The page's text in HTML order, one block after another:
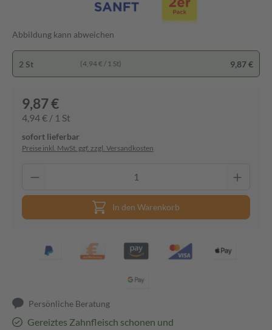
Abbildung kann abweichen
2 St (4,94 € / 1 St) 9,87 €
9,87 €
4,94 € / 1 St
sofort lieferbar
Preise inkl. MwSt. ggf. zzgl. Versandkosten
In den Warenkorb
Persönliche Beratung
Gereiztes Zahnfleisch schonen und